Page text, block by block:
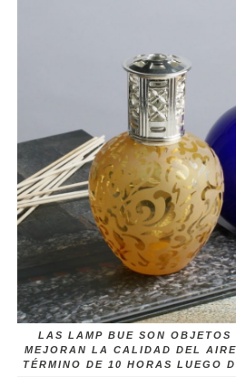
LAS LAMP BUE SON OBJETOS
MEJORAN LA CALIDAD DEL
TÉRMINO DE 10 HORAS LUEGO